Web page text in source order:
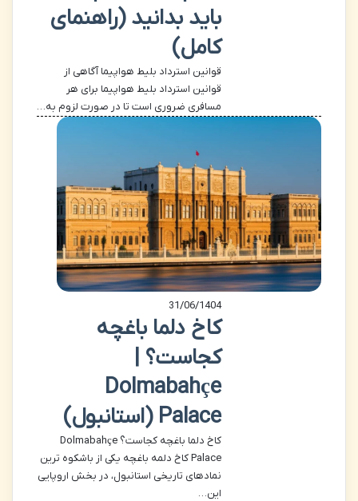
باید بدانید (راهنمای
کامل)
قوانین استرداد بلیط هواپیما آگاهی از
قوانین استرداد بلیط هواپیما برای هر
مسافری ضروری است تا در صورت لزوم به…
31/06/1404
کاخ دلما باغچه
کجاست؟ |
Dolmabahçe
Palace (استانبول)
کاخ دلما باغچه کجاست؟ Dolmabahçe
Palace کاخ دلمه باغچه یکی از باشکوه ترین
نمادهای تاریخی استانبول، در بخش اروپایی
این…